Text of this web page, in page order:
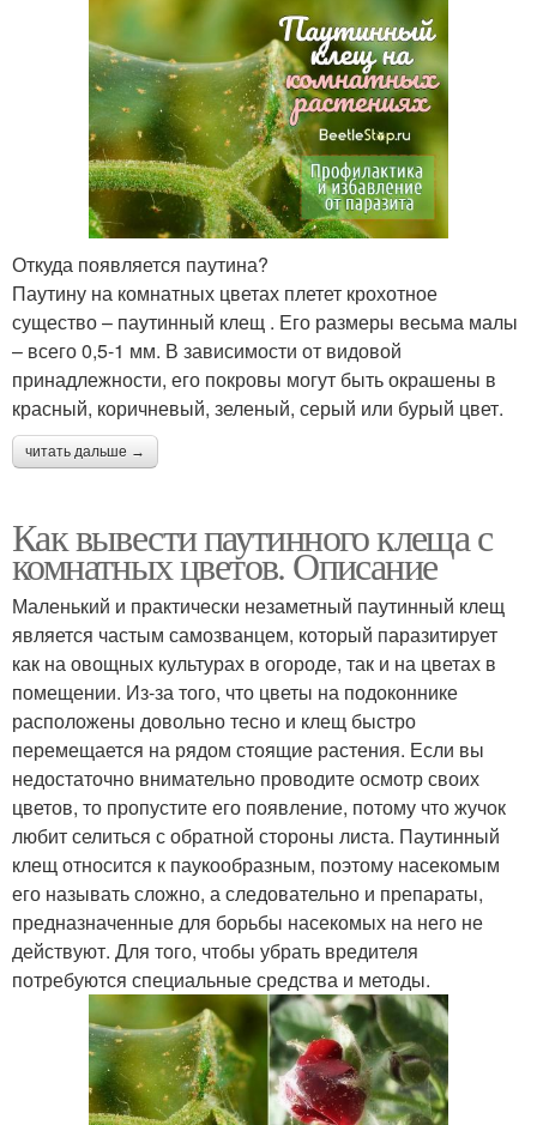
Откуда появляется паутина?
Паутину на комнатных цветах плетет крохотное
существо – паутинный клещ . Его размеры весьма малы
– всего 0,5-1 мм. В зависимости от видовой
принадлежности, его покровы могут быть окрашены в
красный, коричневый, зеленый, серый или бурый цвет.
читать дальше →
Как вывести паутинного клеща с
комнатных цветов. Описание
Маленький и практически незаметный паутинный клещ
является частым самозванцем, который паразитирует
как на овощных культурах в огороде, так и на цветах в
помещении. Из-за того, что цветы на подоконнике
расположены довольно тесно и клещ быстро
перемещается на рядом стоящие растения. Если вы
недостаточно внимательно проводите осмотр своих
цветов, то пропустите его появление, потому что жучок
любит селиться с обратной стороны листа. Паутинный
клещ относится к паукообразным, поэтому насекомым
его называть сложно, а следовательно и препараты,
предназначенные для борьбы насекомых на него не
действуют. Для того, чтобы убрать вредителя
потребуются специальные средства и методы.